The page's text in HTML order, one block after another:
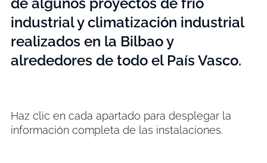
industrial y climatización industrial
realizados en la Bilbao y
alrededores de todo el País Vasco.
Haz clic en cada apartado para desplegar la
información completa de las instalaciones.